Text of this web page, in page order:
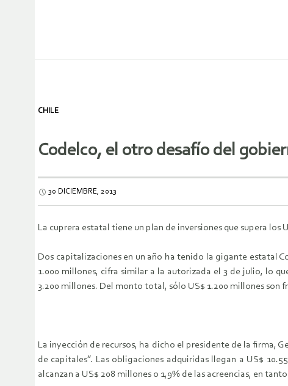
CHILE
Codelco, el otro desafío del
30 DICIEMBRE, 2013
La cuprera estatal tiene un plan de inversiones que supera
Dos capitalizaciones en un año ha tenido la gigante estatal
1.000 millones, cifra similar a la autorizada el 3 de julio, lo
3.200 millones. Del monto total, sólo US$ 1.200 millones son
La inyección de recursos, ha dicho el presidente de la firma,
de capitales”. Las obligaciones adquiridas llegan a US$
alcanzan a US$ 208 millones o 1,9% de las acreencias, en